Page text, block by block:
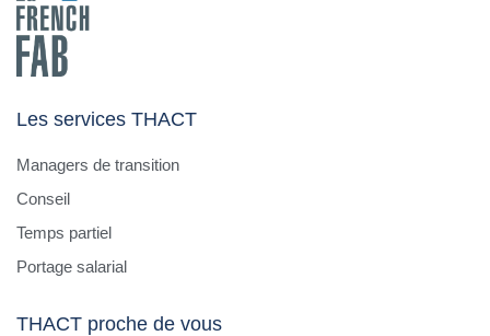
Les services THACT
Managers de transition
Conseil
Temps partiel
Portage salarial
THACT proche de vous